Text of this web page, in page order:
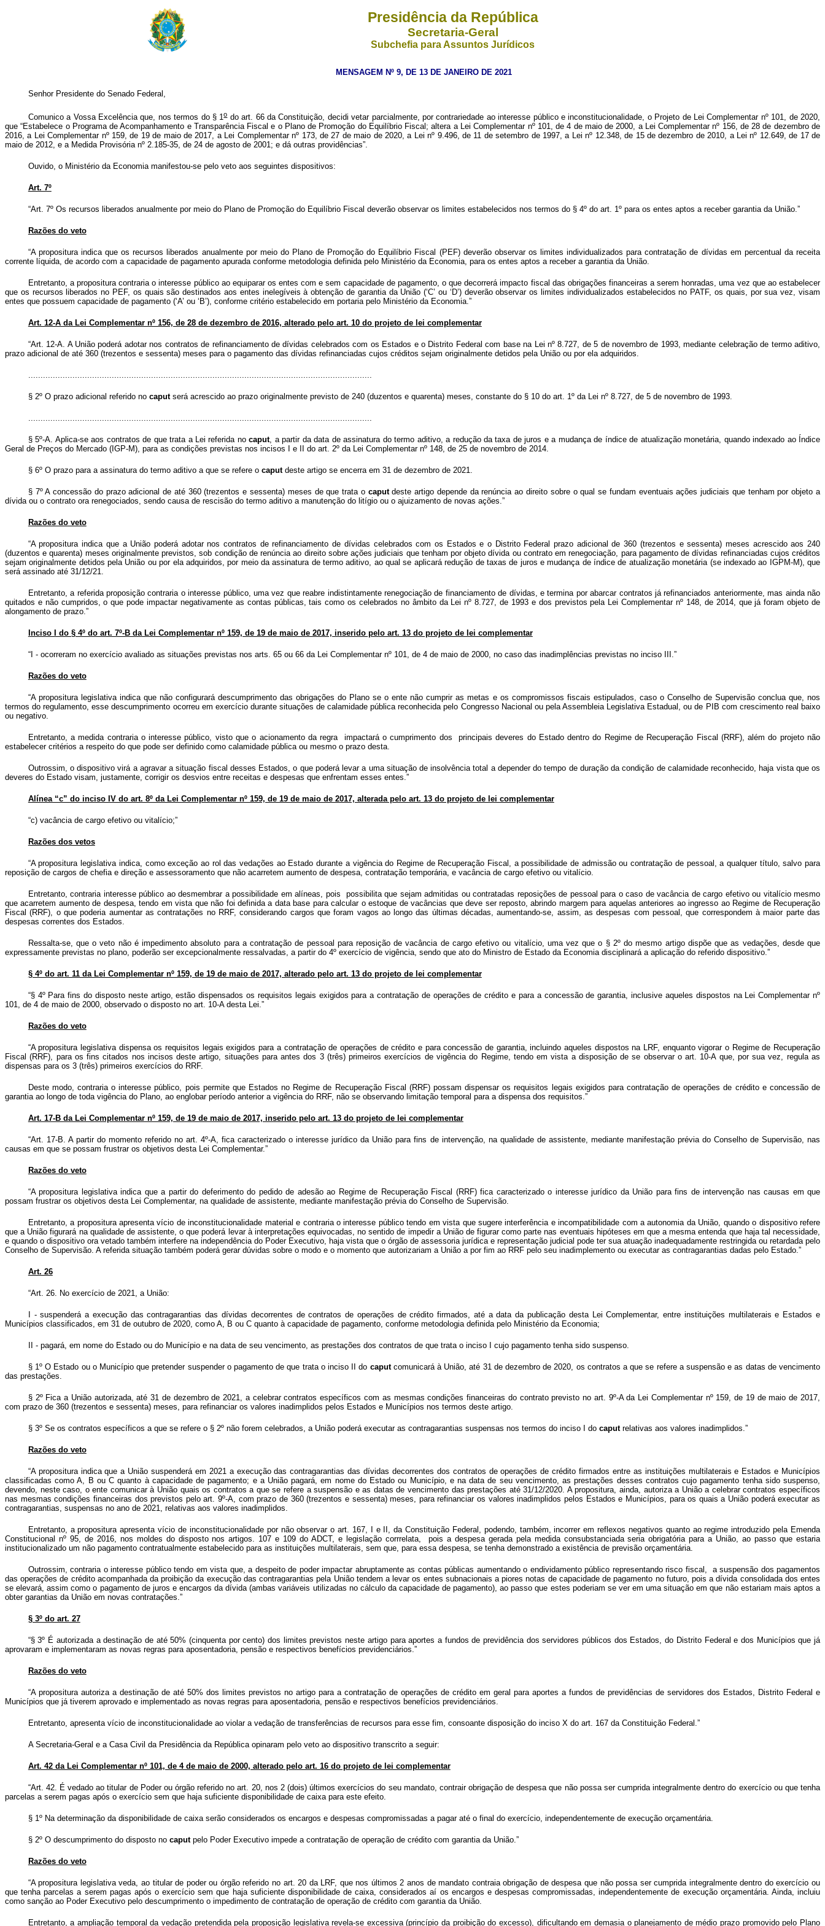
Presidência da República
Secretaria-Geral
Subchefia para Assuntos Jurídicos
MENSAGEM Nº 9, DE 13 DE JANEIRO DE 2021
Senhor Presidente do Senado Federal,
Comunico a Vossa Excelência que, nos termos do § 1odo art. 66 da Constituição, decidi vetar parcialmente, por contrariedade ao interesse público e inconstitucionalidade, o Projeto de Lei Complementar nº 101, de 2020,
que “Estabelece o Programa de Acompanhamento e Transparência Fiscal e o Plano de Promoção do Equilíbrio Fiscal; altera a Lei Complementar nº 101, de 4 de maio de 2000, a Lei Complementar nº 156, de 28 de dezembro de
2016, a Lei Complementar nº 159, de 19 de maio de 2017, a Lei Complementar nº 173, de 27 de maio de 2020, a Lei nº 9.496, de 11 de setembro de 1997, a Lei nº 12.348, de 15 de dezembro de 2010, a Lei nº 12.649, de 17 de
maio de 2012, e a Medida Provisória nº 2.185-35, de 24 de agosto de 2001; e dá outras providências”.
Ouvido, o Ministério da Economia manifestou-se pelo veto aos seguintes dispositivos:
Art. 7º
“Art. 7º Os recursos liberados anualmente por meio do Plano de Promoção do Equilíbrio Fiscal deverão observar os limites estabelecidos nos termos do § 4º do art. 1º para os entes aptos a receber garantia da União.”
Razões do veto
“A propositura indica que os recursos liberados anualmente por meio do Plano de Promoção do Equilíbrio Fiscal (PEF) deverão observar os limites individualizados para contratação de dívidas em percentual da receita
corrente líquida, de acordo com a capacidade de pagamento apurada conforme metodologia definida pelo Ministério da Economia, para os entes aptos a receber a garantia da União.
Entretanto, a propositura contraria o interesse público ao equiparar os entes com e sem capacidade de pagamento, o que decorrerá impacto fiscal das obrigações financeiras a serem honradas, uma vez que ao estabelecer
que os recursos liberados no PEF, os quais são destinados aos entes inelegíveis à obtenção de garantia da União (‘C’ ou ‘D’) deverão observar os limites individualizados estabelecidos no PATF, os quais, por sua vez, visam
entes que possuem capacidade de pagamento (‘A’ ou ‘B’), conforme critério estabelecido em portaria pelo Ministério da Economia.”
Art. 12-A da Lei Complementar nº 156, de 28 de dezembro de 2016, alterado pelo art. 10 do projeto de lei complementar
“Art. 12-A. A União poderá adotar nos contratos de refinanciamento de dívidas celebrados com os Estados e o Distrito Federal com base na Lei nº 8.727, de 5 de novembro de 1993, mediante celebração de termo aditivo,
prazo adicional de até 360 (trezentos e sessenta) meses para o pagamento das dívidas refinanciadas cujos créditos sejam originalmente detidos pela União ou por ela adquiridos.
............................................................................................................................................
§ 2º O prazo adicional referido no caputserá acrescido ao prazo originalmente previsto de 240 (duzentos e quarenta) meses, constante do § 10 do art. 1º da Lei nº 8.727, de 5 de novembro de 1993.
............................................................................................................................................
§ 5º-A. Aplica-se aos contratos de que trata a Lei referida nocaput, a partir da data de assinatura do termo aditivo, a redução da taxa de juros e a mudança de índice de atualização monetária, quando indexado ao Índice
Geral de Preços do Mercado (IGP-M), para as condições previstas nos incisos I e II do art. 2º da Lei Complementar nº 148, de 25 de novembro de 2014.
§ 6º O prazo para a assinatura do termo aditivo a que se refere o caputdeste artigo se encerra em 31 de dezembro de 2021.
§ 7º A concessão do prazo adicional de até 360 (trezentos e sessenta) meses de que trata o caputdeste artigo depende da renúncia ao direito sobre o qual se fundam eventuais ações judiciais que tenham por objeto a
dívida ou o contrato ora renegociados, sendo causa de rescisão do termo aditivo a manutenção do litígio ou o ajuizamento de novas ações.”
Razões do veto
“A propositura indica que a União poderá adotar nos contratos de refinanciamento de dívidas celebrados com os Estados e o Distrito Federal prazo adicional de 360 (trezentos e sessenta) meses acrescido aos 240
(duzentos e quarenta) meses originalmente previstos, sob condição de renúncia ao direito sobre ações judiciais que tenham por objeto dívida ou contrato em renegociação, para pagamento de dívidas refinanciadas cujos créditos
sejam originalmente detidos pela União ou por ela adquiridos, por meio da assinatura de termo aditivo, ao qual se aplicará redução de taxas de juros e mudança de índice de atualização monetária (se indexado ao IGPM-M), que
será assinado até 31/12/21.
Entretanto, a referida proposição contraria o interesse público, uma vez que reabre indistintamente renegociação de financiamento de dívidas, e termina por abarcar contratos já refinanciados anteriormente, mas ainda não
quitados e não cumpridos, o que pode impactar negativamente as contas públicas, tais como os celebrados no âmbito da Lei nº 8.727, de 1993 e dos previstos pela Lei Complementar nº 148, de 2014, que já foram objeto de
alongamento de prazo.”
Inciso I do § 4º do art. 7º-B da Lei Complementar nº 159, de 19 de maio de 2017, inserido pelo art. 13 do projeto de lei complementar
“I - ocorreram no exercício avaliado as situações previstas nos arts. 65 ou 66 da Lei Complementar nº 101, de 4 de maio de 2000, no caso das inadimplências previstas no inciso III.”
Razões do veto
“A propositura legislativa indica que não configurará descumprimento das obrigações do Plano se o ente não cumprir as metas e os compromissos fiscais estipulados, caso o Conselho de Supervisão conclua que, nos
termos do regulamento, esse descumprimento ocorreu em exercício durante situações de calamidade pública reconhecida pelo Congresso Nacional ou pela Assembleia Legislativa Estadual, ou de PIB com crescimento real baixo
ou negativo.
Entretanto, a medida contraria o interesse público, visto que o acionamento da regra impactará o cumprimento dos principais deveres do Estado dentro do Regime de Recuperação Fiscal (RRF), além do projeto não
estabelecer critérios a respeito do que pode ser definido como calamidade pública ou mesmo o prazo desta.
Outrossim, o dispositivo virá a agravar a situação fiscal desses Estados, o que poderá levar a uma situação de insolvência total a depender do tempo de duração da condição de calamidade reconhecido, haja vista que os
deveres do Estado visam, justamente, corrigir os desvios entre receitas e despesas que enfrentam esses entes.”
Alínea “c” do inciso IV do art. 8º da Lei Complementar nº 159, de 19 de maio de 2017, alterada pelo art. 13 do projeto de lei complementar
“c) vacância de cargo efetivo ou vitalício;”
Razões dos vetos
“A propositura legislativa indica, como exceção ao rol das vedações ao Estado durante a vigência do Regime de Recuperação Fiscal, a possibilidade de admissão ou contratação de pessoal, a qualquer título, salvo para
reposição de cargos de chefia e direção e assessoramento que não acarretem aumento de despesa, contratação temporária, e vacância de cargo efetivo ou vitalício.
Entretanto, contraria interesse público ao desmembrar a possibilidade em alíneas, pois possibilita que sejam admitidas ou contratadas reposições de pessoal para o caso de vacância de cargo efetivo ou vitalício mesmo
que acarretem aumento de despesa, tendo em vista que não foi definida a data base para calcular o estoque de vacâncias que deve ser reposto, abrindo margem para aquelas anteriores ao ingresso ao Regime de Recuperação
Fiscal (RRF), o que poderia aumentar as contratações no RRF, considerando cargos que foram vagos ao longo das últimas décadas, aumentando-se, assim, as despesas com pessoal, que correspondem à maior parte das
despesas correntes dos Estados.
Ressalta-se, que o veto não é impedimento absoluto para a contratação de pessoal para reposição de vacância de cargo efetivo ou vitalício, uma vez que o § 2º do mesmo artigo dispõe que as vedações, desde que
expressamente previstas no plano, poderão ser excepcionalmente ressalvadas, a partir do 4º exercício de vigência, sendo que ato do Ministro de Estado da Economia disciplinará a aplicação do referido dispositivo.”
§ 4º do art. 11 da Lei Complementar nº 159, de 19 de maio de 2017, alterado pelo art. 13 do projeto de lei complementar
“§ 4º Para fins do disposto neste artigo, estão dispensados os requisitos legais exigidos para a contratação de operações de crédito e para a concessão de garantia, inclusive aqueles dispostos na Lei Complementar nº
101, de 4 de maio de 2000, observado o disposto no art. 10-A desta Lei.”
Razões do veto
“A propositura legislativa dispensa os requisitos legais exigidos para a contratação de operações de crédito e para concessão de garantia, incluindo aqueles dispostos na LRF, enquanto vigorar o Regime de Recuperação
Fiscal (RRF), para os fins citados nos incisos deste artigo, situações para antes dos 3 (três) primeiros exercícios de vigência do Regime, tendo em vista a disposição de se observar o art. 10-A que, por sua vez, regula as
dispensas para os 3 (três) primeiros exercícios do RRF.
Deste modo, contraria o interesse público, pois permite que Estados no Regime de Recuperação Fiscal (RRF) possam dispensar os requisitos legais exigidos para contratação de operações de crédito e concessão de
garantia ao longo de toda vigência do Plano, ao englobar período anterior a vigência do RRF, não se observando limitação temporal para a dispensa dos requisitos.”
Art. 17-B da Lei Complementar nº 159, de 19 de maio de 2017, inserido pelo art. 13 do projeto de lei complementar
“Art. 17-B. A partir do momento referido no art. 4º-A, fica caracterizado o interesse jurídico da União para fins de intervenção, na qualidade de assistente, mediante manifestação prévia do Conselho de Supervisão, nas
causas em que se possam frustrar os objetivos desta Lei Complementar.”
Razões do veto
“A propositura legislativa indica que a partir do deferimento do pedido de adesão ao Regime de Recuperação Fiscal (RRF) fica caracterizado o interesse jurídico da União para fins de intervenção nas causas em que
possam frustrar os objetivos desta Lei Complementar, na qualidade de assistente, mediante manifestação prévia do Conselho de Supervisão.
Entretanto, a propositura apresenta vício de inconstitucionalidade material e contraria o interesse público tendo em vista que sugere interferência e incompatibilidade com a autonomia da União, quando o dispositivo refere
que a União figurará na qualidade de assistente, o que poderá levar à interpretações equivocadas, no sentido de impedir a União de figurar como parte nas eventuais hipóteses em que a mesma entenda que haja tal necessidade,
e quando o dispositivo ora vetado também interfere na independência do Poder Executivo, haja vista que o órgão de assessoria jurídica e representação judicial pode ter sua atuação inadequadamente restringida ou retardada pelo
Conselho de Supervisão. A referida situação também poderá gerar dúvidas sobre o modo e o momento que autorizariam a União a por fim ao RRF pelo seu inadimplemento ou executar as contragarantias dadas pelo Estado.”
Art. 26
“Art. 26. No exercício de 2021, a União:
I - suspenderá a execução das contragarantias das dívidas decorrentes de contratos de operações de crédito firmados, até a data da publicação desta Lei Complementar, entre instituições multilaterais e Estados e
Municípios classificados, em 31 de outubro de 2020, como A, B ou C quanto à capacidade de pagamento, conforme metodologia definida pelo Ministério da Economia;
II - pagará, em nome do Estado ou do Município e na data de seu vencimento, as prestações dos contratos de que trata o inciso I cujo pagamento tenha sido suspenso.
§ 1º O Estado ou o Município que pretender suspender o pagamento de que trata o inciso II do caputcomunicará à União, até 31 de dezembro de 2020, os contratos a que se refere a suspensão e as datas de vencimento
das prestações.
§ 2º Fica a União autorizada, até 31 de dezembro de 2021, a celebrar contratos específicos com as mesmas condições financeiras do contrato previsto no art. 9º-A da Lei Complementar nº 159, de 19 de maio de 2017,
com prazo de 360 (trezentos e sessenta) meses, para refinanciar os valores inadimplidos pelos Estados e Municípios nos termos deste artigo.
§ 3º Se os contratos específicos a que se refere o § 2º não forem celebrados, a União poderá executar as contragarantias suspensas nos termos do inciso I do caput relativas aos valores inadimplidos.”
Razões do veto
“A propositura indica que a União suspenderá em 2021 a execução das contragarantias das dívidas decorrentes dos contratos de operações de crédito firmados entre as instituições multilaterais e Estados e Municípios
classificadas como A, B ou C quanto à capacidade de pagamento; e a União pagará, em nome do Estado ou Município, e na data de seu vencimento, as prestações desses contratos cujo pagamento tenha sido suspenso,
devendo, neste caso, o ente comunicar à União quais os contratos a que se refere a suspensão e as datas de vencimento das prestações até 31/12/2020. A propositura, ainda, autoriza a União a celebrar contratos específicos
nas mesmas condições financeiras dos previstos pelo art. 9º-A, com prazo de 360 (trezentos e sessenta) meses, para refinanciar os valores inadimplidos pelos Estados e Municípios, para os quais a União poderá executar as
contragarantias, suspensas no ano de 2021, relativas aos valores inadimplidos.
Entretanto, a propositura apresenta vício de inconstitucionalidade por não observar o art. 167, I e II, da Constituição Federal, podendo, também, incorrer em reflexos negativos quanto ao regime introduzido pela Emenda
Constitucional nº 95, de 2016, nos moldes do disposto nos artigos. 107 e 109 do ADCT, e legislação corrrelata, pois a despesa gerada pela medida consubstanciada seria obrigatória para a União, ao passo que estaria
institucionalizado um não pagamento contratualmente estabelecido para as instituições multilaterais, sem que, para essa despesa, se tenha demonstrado a existência de previsão orçamentária.
Outrossim, contraria o interesse público tendo em vista que, a despeito de poder impactar abruptamente as contas públicas aumentando o endividamento público representando risco fiscal, a suspensão dos pagamentos
das operações de crédito acompanhada da proibição da execução das contragarantias pela União tendem a levar os entes subnacionais a piores notas de capacidade de pagamento no futuro, pois a dívida consolidada dos entes
se elevará, assim como o pagamento de juros e encargos da dívida (ambas variáveis utilizadas no cálculo da capacidade de pagamento), ao passo que estes poderiam se ver em uma situação em que não estariam mais aptos a
obter garantias da União em novas contratações.”
§ 3º do art. 27
“§ 3º É autorizada a destinação de até 50% (cinquenta por cento) dos limites previstos neste artigo para aportes a fundos de previdência dos servidores públicos dos Estados, do Distrito Federal e dos Municípios que já
aprovaram e implementaram as novas regras para aposentadoria, pensão e respectivos benefícios previdenciários.”
Razões do veto
“A propositura autoriza a destinação de até 50% dos limites previstos no artigo para a contratação de operações de crédito em geral para aportes a fundos de previdências de servidores dos Estados, Distrito Federal e
Municípios que já tiverem aprovado e implementado as novas regras para aposentadoria, pensão e respectivos benefícios previdenciários.
Entretanto, apresenta vício de inconstitucionalidade ao violar a vedação de transferências de recursos para esse fim, consoante disposição do inciso X do art. 167 da Constituição Federal.”
A Secretaria-Geral e a Casa Civil da Presidência da República opinaram pelo veto ao dispositivo transcrito a seguir:
Art. 42 da Lei Complementar nº 101, de 4 de maio de 2000, alterado pelo art. 16 do projeto de lei complementar
“Art. 42. É vedado ao titular de Poder ou órgão referido no art. 20, nos 2 (dois) últimos exercícios do seu mandato, contrair obrigação de despesa que não possa ser cumprida integralmente dentro do exercício ou que tenha
parcelas a serem pagas após o exercício sem que haja suficiente disponibilidade de caixa para este efeito.
§ 1º Na determinação da disponibilidade de caixa serão considerados os encargos e despesas compromissadas a pagar até o final do exercício, independentemente de execução orçamentária.
§ 2º O descumprimento do disposto no caputpelo Poder Executivo impede a contratação de operação de crédito com garantia da União.”
Razões do veto
“A propositura legislativa veda, ao titular de poder ou órgão referido no art. 20 da LRF, que nos últimos 2 anos de mandato contraia obrigação de despesa que não possa ser cumprida integralmente dentro do exercício ou
que tenha parcelas a serem pagas após o exercício sem que haja suficiente disponibilidade de caixa, considerados aí os encargos e despesas compromissadas, independentemente de execução orçamentária. Ainda, incluiu
como sanção ao Poder Executivo pelo descumprimento o impedimento de contratação de operação de crédito com garantia da União.
Entretanto, a ampliação temporal da vedação pretendida pela proposição legislativa revela-se excessiva (princípio da proibição do excesso), dificultando em demasia o planejamento de médio prazo promovido pelo Plano